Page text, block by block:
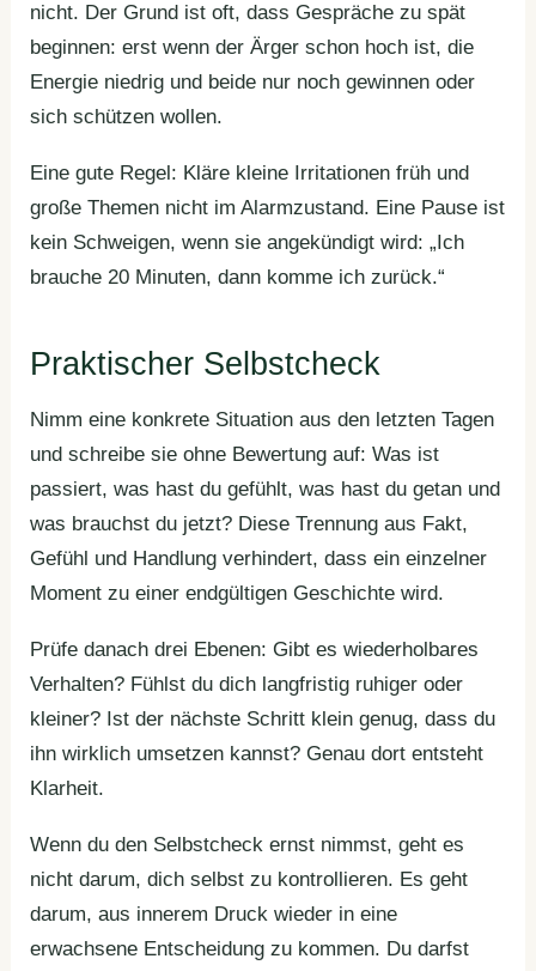
nicht. Der Grund ist oft, dass Gespräche zu spät
beginnen: erst wenn der Ärger schon hoch ist, die
Energie niedrig und beide nur noch gewinnen oder
sich schützen wollen.
Eine gute Regel: Kläre kleine Irritationen früh und
große Themen nicht im Alarmzustand. Eine Pause ist
kein Schweigen, wenn sie angekündigt wird: „Ich
brauche 20 Minuten, dann komme ich zurück.“
Praktischer Selbstcheck
Nimm eine konkrete Situation aus den letzten Tagen
und schreibe sie ohne Bewertung auf: Was ist
passiert, was hast du gefühlt, was hast du getan und
was brauchst du jetzt? Diese Trennung aus Fakt,
Gefühl und Handlung verhindert, dass ein einzelner
Moment zu einer endgültigen Geschichte wird.
Prüfe danach drei Ebenen: Gibt es wiederholbares
Verhalten? Fühlst du dich langfristig ruhiger oder
kleiner? Ist der nächste Schritt klein genug, dass du
ihn wirklich umsetzen kannst? Genau dort entsteht
Klarheit.
Wenn du den Selbstcheck ernst nimmst, geht es
nicht darum, dich selbst zu kontrollieren. Es geht
darum, aus innerem Druck wieder in eine
erwachsene Entscheidung zu kommen. Du darfst